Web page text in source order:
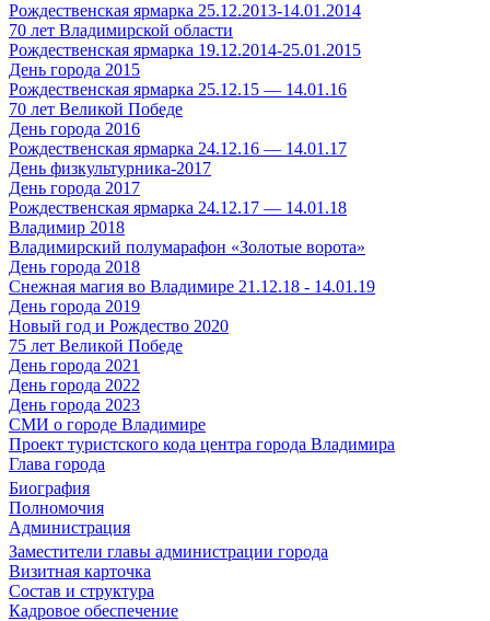
Рождественская ярмарка 25.12.2013-14.01.2014
70 лет Владимирской области
Рождественская ярмарка 19.12.2014-25.01.2015
День города 2015
Рождественская ярмарка 25.12.15 — 14.01.16
70 лет Великой Победе
День города 2016
Рождественская ярмарка 24.12.16 — 14.01.17
День физкультурника-2017
День города 2017
Рождественская ярмарка 24.12.17 — 14.01.18
Владимир 2018
Владимирский полумарафон «Золотые ворота»
День города 2018
Снежная магия во Владимире 21.12.18 - 14.01.19
День города 2019
Новый год и Рождество 2020
75 лет Великой Победе
День города 2021
День города 2022
День города 2023
СМИ о городе Владимире
Проект туристского кода центра города Владимира
Глава города
Биография
Полномочия
Администрация
Заместители главы администрации города
Визитная карточка
Состав и структура
Кадровое обеспечение